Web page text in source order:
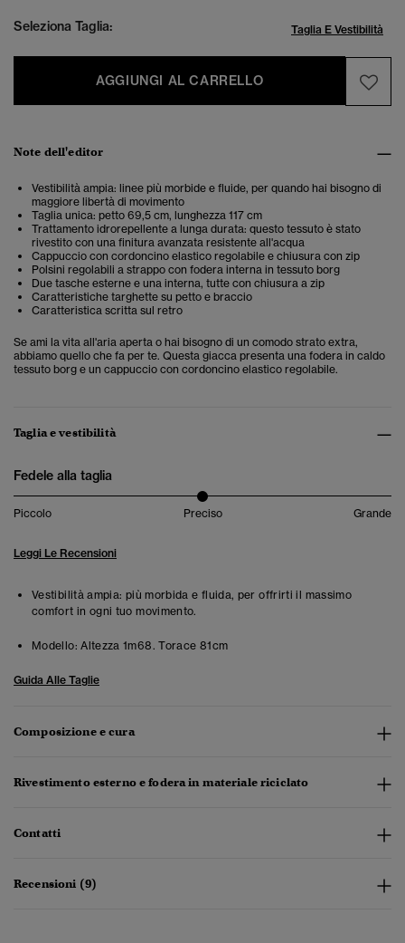
Seleziona Taglia: Taglia E Vestibilità
AGGIUNGI AL CARRELLO
Note dell'editor
Vestibilità ampia: linee più morbide e fluide, per quando hai bisogno di
maggiore libertà di movimento
Taglia unica: petto 69,5 cm, lunghezza 117 cm
Trattamento idrorepellente a lunga durata: questo tessuto è stato
rivestito con una finitura avanzata resistente all'acqua
Cappuccio con cordoncino elastico regolabile e chiusura con zip
Polsini regolabili a strappo con fodera interna in tessuto borg
Due tasche esterne e una interna, tutte con chiusura a zip
Caratteristiche targhette su petto e braccio
Caratteristica scritta sul retro
Se ami la vita all'aria aperta o hai bisogno di un comodo strato extra,
abbiamo quello che fa per te. Questa giacca presenta una fodera in caldo
tessuto borg e un cappuccio con cordoncino elastico regolabile.
Taglia e vestibilità
Fedele alla taglia
Piccolo Preciso Grande
Leggi Le Recensioni
Vestibilità ampia: più morbida e fluida, per offrirti il massimo
comfort in ogni tuo movimento.
Modello: Altezza 1m68. Torace 81cm
Guida Alle Taglie
Composizione e cura
Rivestimento esterno e fodera in materiale riciclato
Contatti
Recensioni (9)